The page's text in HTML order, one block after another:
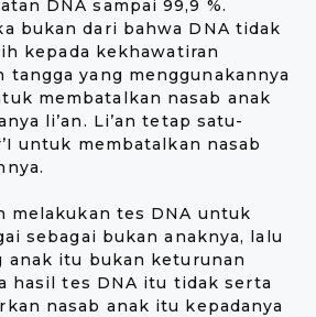
DNA sampai 99,9 %.
bukan dari bahwa DNA tidak
kepada kekhawatiran
tangga yang menggunakannya
membatalkan nasab anak
li’an. Li’an tetap satu-
untuk membatalkan nasab
melakukan tes DNA untuk
sebagai bukan anaknya, lalu
anak itu bukan keturunan
hasil tes DNA itu tidak serta
nasab anak itu kepadanya